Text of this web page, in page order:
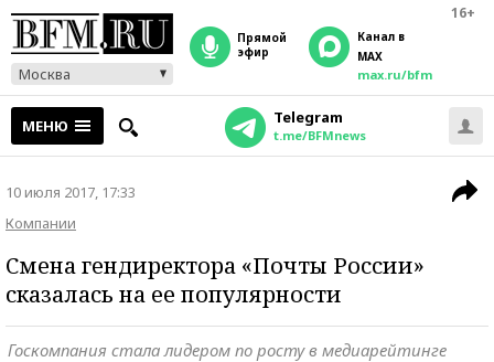
16+
Москва
прямой
эфир
Канал в
MAX
max.ru/bfm
МЕНЮ Telegram
t.me/BFMnews
10 июля 2017, 17:33
Компании
Смена гендиректора «Почты России»
сказалась на ее популярности
Госкомпания стала лидером по росту в медиарейтинге